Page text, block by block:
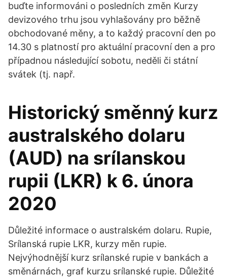
buďte informováni o posledních změn Kurzy
devizového trhu jsou vyhlašovány pro běžně
obchodované měny, a to každý pracovní den po
14.30 s platností pro aktuální pracovní den a pro
případnou následující sobotu, neděli či státní
svátek (tj. např.
Historický směnný kurz
australského dolaru
(AUD) na srílanskou
rupii (LKR) k 6. února
2020
Důležité informace o australském dolaru. Rupie,
Srílanská rupie LKR, kurzy měn rupie.
Nejvýhodnější kurz srílanské rupie v bankách a
směnárnách, graf kurzu srílanské rupie. Důležité